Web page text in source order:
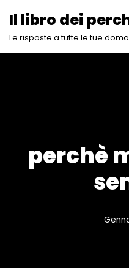
Vai
Il libro dei
Le risposte a tutte le tue
perchè